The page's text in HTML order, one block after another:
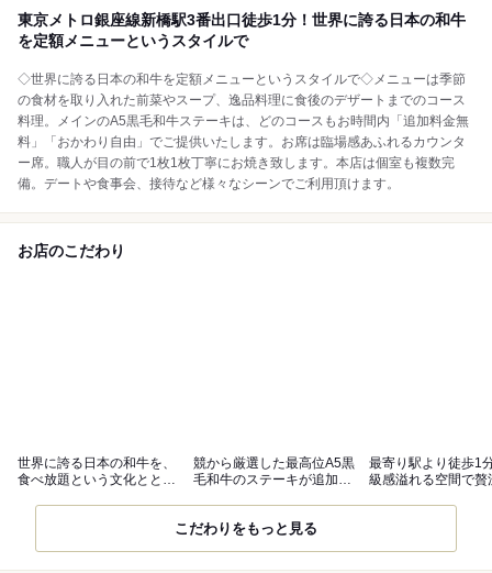
東京メトロ銀座線新橋駅3番出口徒歩1分！世界に誇る日本の和牛
を定額メニューというスタイルで
◇世界に誇る日本の和牛を定額メニューというスタイルで◇メニューは季節
の食材を取り入れた前菜やスープ、逸品料理に食後のデザートまでのコース
料理。メインのA5黒毛和牛ステーキは、どのコースもお時間内「追加料金無
料」「おかわり自由」でご提供いたします。お席は臨場感あふれるカウンタ
ー席。職人が目の前で1枚1枚丁寧にお焼き致します。本店は個室も複数完
備。デートや食事会、接待など様々なシーンでご利用頂けます。
お店のこだわり
世界に誇る日本の和牛を、
食べ放題という文化ととも
競から厳選した最高位A5黒
毛和牛のステーキが追加無
最寄り駅より徒歩1
級感溢れる空間で贅
こだわりをもっと見る